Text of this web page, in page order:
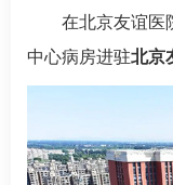
在北京友谊医
中心病房进驻北京